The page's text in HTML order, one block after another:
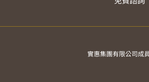
實惠集團有限公司成